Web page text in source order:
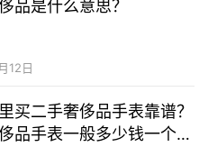
品是什么意思？
12日
买二手奢侈品手表靠谱？
品手表一般多少钱一个？